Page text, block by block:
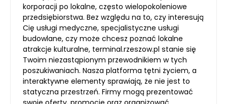
korporacji po lokalne, często wielopokoleniowe
przedsiębiorstwa. Bez względu na to, czy interesują
Cię usługi medyczne, specjalistyczne usługi
budowlane, czy może chcesz poznać lokalne
atrakcje kulturalne, terminal.rzeszow.pl stanie się
Twoim niezastąpionym przewodnikiem w tych
poszukiwaniach. Nasza platforma tętni życiem, a
interaktywne elementy sprawiają, że nie jest to
statyczna przestrzeń. Firmy mogą prezentować